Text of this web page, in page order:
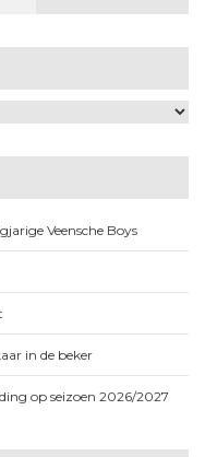
Veensche Boys
in de beker
op seizoen 2026/2027